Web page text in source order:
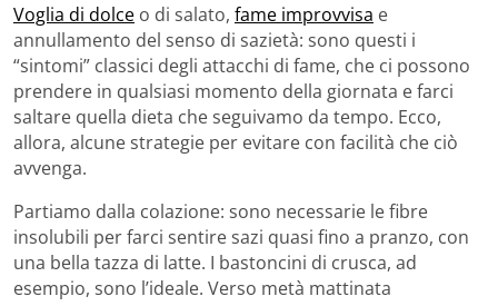
Voglia di dolce o di salato, fame improvvisa e
annullamento del senso di sazietà: sono questi i
“sintomi” classici degli attacchi di fame, che ci possono
prendere in qualsiasi momento della giornata e farci
saltare quella dieta che seguivamo da tempo. Ecco,
allora, alcune strategie per evitare con facilità che ciò
avvenga.
Partiamo dalla colazione: sono necessarie le fibre
insolubili per farci sentire sazi quasi fino a pranzo, con
una bella tazza di latte. I bastoncini di crusca, ad
esempio, sono l’ideale. Verso metà mattinata